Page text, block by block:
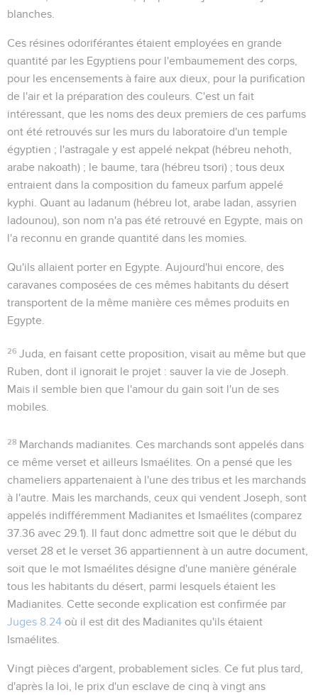
blanches.
Ces résines odoriférantes étaient employées en grande
quantité par les Egyptiens pour l'embaumement des corps,
pour les encensements à faire aux dieux, pour la purification
de l'air et la préparation des couleurs. C'est un fait
intéressant, que les noms des deux premiers de ces parfums
ont été retrouvés sur les murs du laboratoire d'un temple
égyptien ; l'astragale y est appelé nekpat (hébreu nehoth
arabe nakoath) ; le baume, tara (hébreu tsori) ; tous deux
entraient dans la composition du fameux parfum appelé
kyphi . Quant au ladanum (hébreu lot , arabe ladan , assyrien
ladounou), son nom n'a pas été retrouvé en Egypte, mais on
l'a reconnu en grande quantité dans les momies.
Qu'ils allaient porter en Egypte . Aujourd'hui encore, des
caravanes composées de ces mêmes habitants du désert
transportent de la même manière ces mêmes produits en
Egypte.
26 Juda, en faisant cette proposition, visait au même but que
Ruben, dont il ignorait le projet : sauver la vie de Joseph.
Mais il semble bien que l'amour du gain soit l'un de ses
mobiles.
28 Marchands madianites . Ces marchands sont appelés dans
ce même verset et ailleurs Ismaélites. On a pensé que les
chameliers appartenaient à l'une des tribus et les marchands
à l'autre. Mais les marchands , ceux qui vendent Joseph, sont
appelés indifféremment Madianites et Ismaélites (comparez
37.36 avec 29.1). Il faut donc admettre soit que le début du
verset 28 et le verset 36 appartiennent à un autre document,
soit que le mot Ismaélites désigne d'une manière générale
tous les habitants du désert, parmi lesquels étaient les
Madianites. Cette seconde explication est confirmée par
Juges 8.24 où il est dit des Madianites qu'ils étaient
Ismaélites.
Vingt pièces d'argent , probablement sicles . Ce fut plus tard,
d'après la loi, le prix d'un esclave de cinq à vingt ans